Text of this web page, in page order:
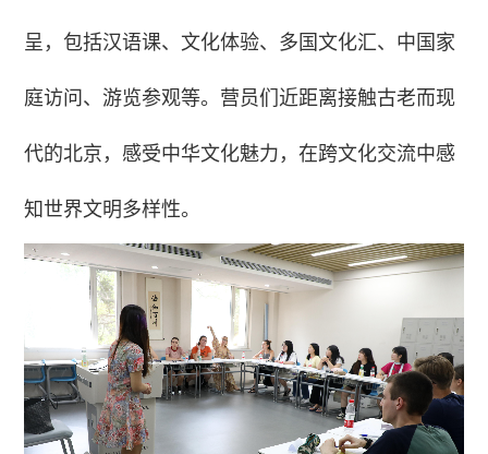
呈，包括汉语课、文化体验、多国文化汇、中国家
庭访问、游览参观等。营员们近距离接触古老而现
代的北京，感受中华文化魅力，在跨文化交流中感
知世界文明多样性。